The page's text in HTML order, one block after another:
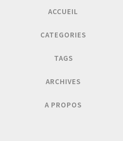
ACCUEIL
CATEGORIES
TAGS
ARCHIVES
A PROPOS